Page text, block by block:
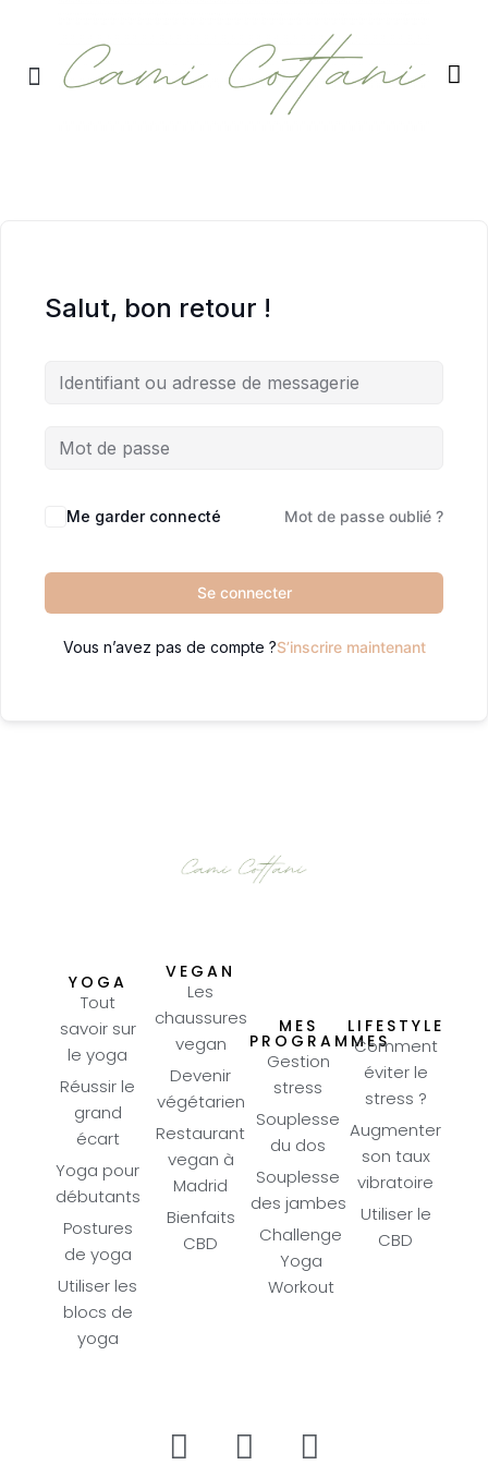
Salut, bon retour !
Me garder connecté Mot de passe oublié ?
Se connecter
Vous n’avez pas de compte ?S’inscrire maintenant
YOGA
Tout
savoir sur
le yoga
Réussir le
grand
écart
Yoga pour
débutants
Postures
de yoga
Utiliser les
blocs de
yoga
VEGAN
Les
chaussures
vegan
Devenir
végétarien
Restaurant
vegan à
Madrid
Bienfaits
CBD
MES
PROGRAMMES
Gestion
stress
Souplesse
du dos
Souplesse
des jambes
Challenge
Yoga
Workout
LIFESTYLE
Comment
éviter le
stress ?
Augmenter
son taux
vibratoire
Utiliser le
CBD